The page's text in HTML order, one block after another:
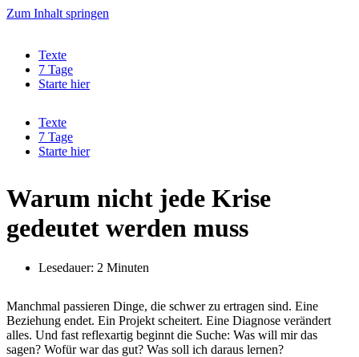
Zum Inhalt springen
Texte
7 Tage
Starte hier
Texte
7 Tage
Starte hier
Warum nicht jede Krise
gedeutet werden muss
Lesedauer: 2 Minuten
Manchmal passieren Dinge, die schwer zu ertragen sind. Eine
Beziehung endet. Ein Projekt scheitert. Eine Diagnose verändert
alles. Und fast reflexartig beginnt die Suche: Was will mir das
sagen? Wofür war das gut? Was soll ich daraus lernen?